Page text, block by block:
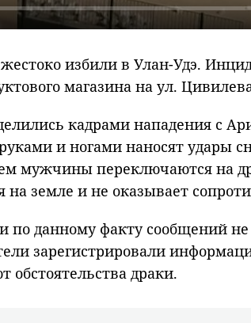
избили в Улан-Удэ.
магазина на ул.
кадрами нападения с
и ногами наносят удары
мужчины переключаются на
на земле и не оказывает
по данному факту сообщений не
зарегистрировали
обстоятельства драки.